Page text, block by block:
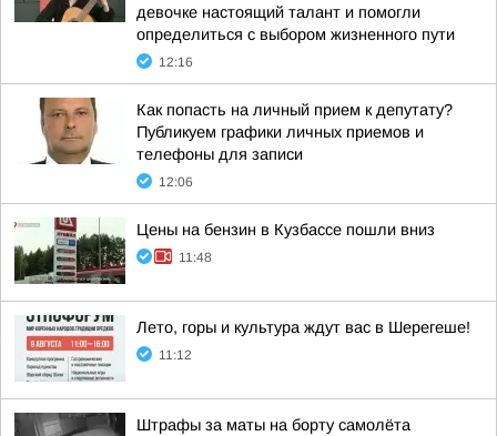
девочке настоящий талант и помогли
определиться с выбором жизненного пути
12:16
Как попасть на личный прием к депутату?
Публикуем графики личных приемов и
телефоны для записи
12:06
Цены на бензин в Кузбассе пошли вниз
11:48
Лето, горы и культура ждут вас в Шерегеше!
11:12
Штрафы за маты на борту самолёта